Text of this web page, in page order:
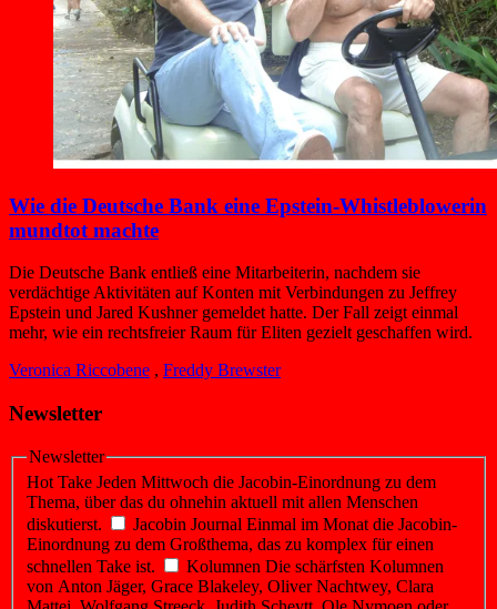
Wie die Deutsche Bank eine Epstein-Whistleblowerin
mundtot machte
Die Deutsche Bank entließ eine Mitarbeiterin, nachdem sie
verdächtige Aktivitäten auf Konten mit Verbindungen zu Jeffrey
Epstein und Jared Kushner gemeldet hatte. Der Fall zeigt einmal
mehr, wie ein rechtsfreier Raum für Eliten gezielt geschaffen wird.
Veronica Riccobene , Freddy Brewster
Newsletter
Newsletter
Hot Take Jeden Mittwoch die Jacobin-Einordnung zu dem
Thema, über das du ohnehin aktuell mit allen Menschen
diskutierst.
Jacobin Journal Einmal im Monat die Jacobin-
Einordnung zu dem Großthema, das zu komplex für einen
schnellen Take ist.
Kolumnen Die schärfsten Kolumnen
von Anton Jäger, Grace Blakeley, Oliver Nachtwey, Clara